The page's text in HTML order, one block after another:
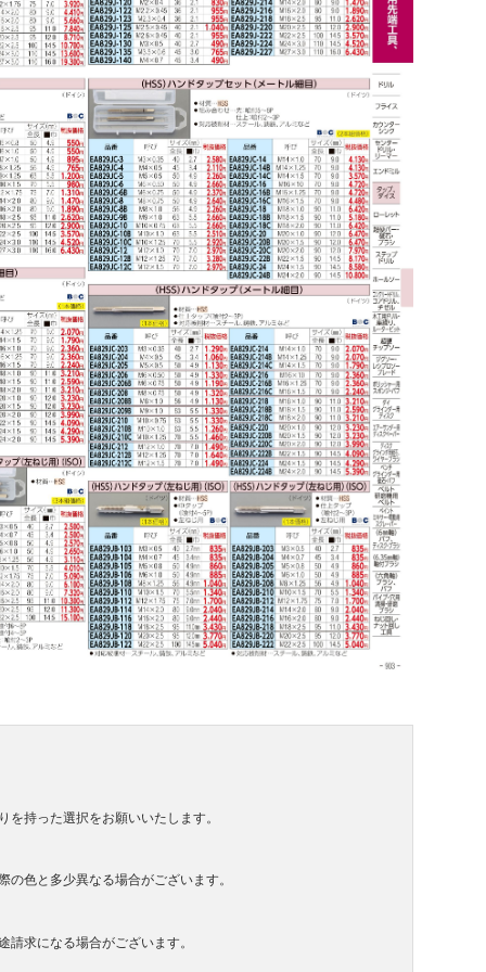
を持った選択をお願いいたします。
色と多少異なる場合がございます。
請求になる場合がございます。